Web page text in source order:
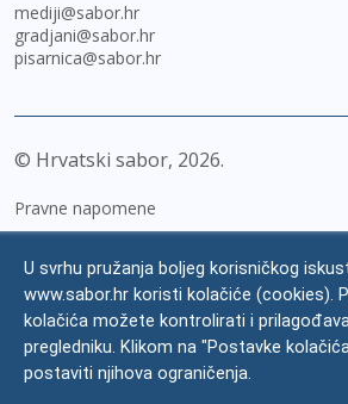
mediji@sabor.hr
gradjani@sabor.hr
pisarnica@sabor.hr
© Hrvatski sabor, 2026
Pravne napomene
Zaštita osobnih podataka
Impressum
Česta pitanja
U svrhu pružanja boljeg korisničkog
www.sabor.hr koristi kolačiće (cookies).
kolačića možete kontrolirati i
pregledniku. Klikom na "Postavke
postaviti njihova ograničenja.